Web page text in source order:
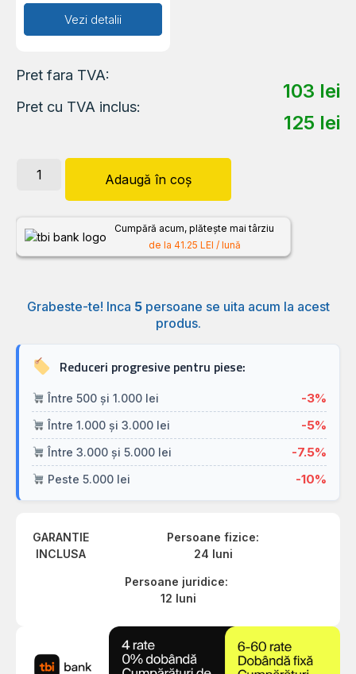
Adaugă în coș
Vezi detalii
Pret fara TVA:
103 lei
Pret cu TVA inclus:
125 lei
Adaugă în coș
Cumpără acum, plătește mai târziu
de la 41.25 LEI / lună
Grabeste-te! Inca 5 persoane se uita acum la acest
produs.
Reduceri progresive pentru piese:
Între 500 și 1.000 lei -3%
Între 1.000 și 3.000 lei -5%
Între 3.000 și 5.000 lei -7.5%
Peste 5.000 lei -10%
GARANTIE
INCLUSA
Persoane fizice:
24 luni
Persoane juridice:
12 luni